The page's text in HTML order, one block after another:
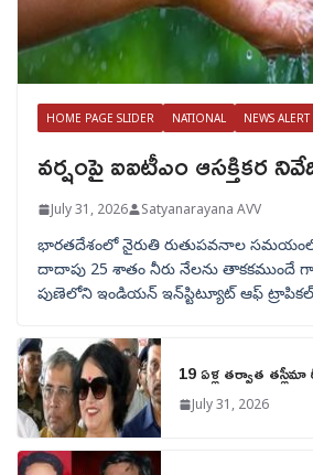
HOME PAGE SLIDER NATIONAL NEWS ALERT
వర్షంపై ఐఐటీఎం ఆసక్తికర
July 31, 2026 Satyanarayana AVV
భారతదేశంలో నైరుతి రుతుపవనాల సమయంలో
దాదాపు 25 శాతం నీరు నేలను తాకకముందే
పుణెలోని ఇండియన్ ఇన్‌స్టిట్యూట్ ఆఫ్
19 ఏళ్ల తర్వాత తస్లీమా
July 31, 2026